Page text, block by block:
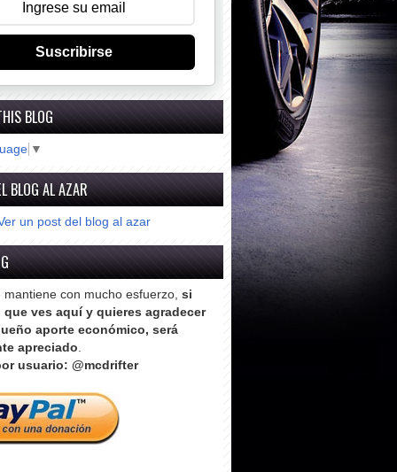
Suscribirse
BLOG
▼
BLOG AL AZAR
un post del blog al azar
mantiene con mucho esfuerzo, si
ves aquí y quieres agradecer
aporte económico, será
apreciado.
usuario: @mcdrifter